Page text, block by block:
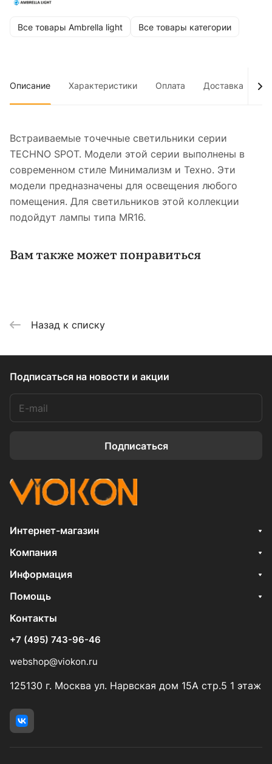
Все товары Ambrella light Все товары категории
Описание Характеристики Оплата Доставка
Встраиваемые точечные светильники серии
TECHNO SPOT. Модели этой серии выполнены в
современном стиле Минимализм и Техно. Эти
модели предназначены для освещения любого
помещения. Для светильников этой коллекции
подойдут лампы типа MR16.
Вам также может понравиться
Назад к списку
Подписаться на новости и акции
Подписаться
Интернет-магазин
Компания
Информация
Помощь
Контакты
+7 (495) 743-96-46
webshop@viokon.ru
125130 г. Москва ул. Нарвская дом 15А стр.5 1 этаж